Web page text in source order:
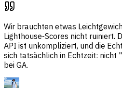
Wir brauchten etwas
Lighthouse-Scores nicht ruiniert.
API ist unkompliziert, und die
sich tatsächlich in Echtzeit: nicht
bei GA.